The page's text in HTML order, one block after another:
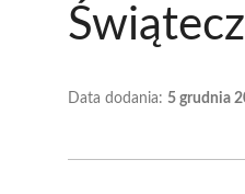
Data dodania: 5 grudnia